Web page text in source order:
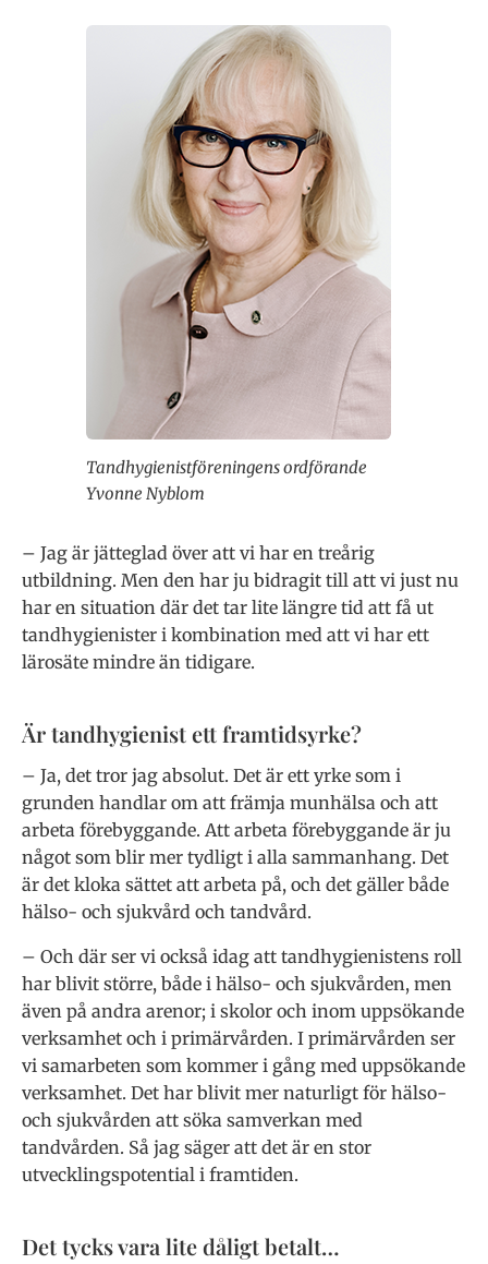
Tandhygienistföreningens ordförande
Yvonne Nyblom
– Jag är jätteglad över att vi har en treårig
utbildning. Men den har ju bidragit till att vi just nu
har en situation där det tar lite längre tid att få ut
tandhygienister i kombination med att vi har ett
lärosäte mindre än tidigare.
Är tandhygienist ett framtidsyrke?
– Ja, det tror jag absolut. Det är ett yrke som i
grunden handlar om att främja munhälsa och att
arbeta förebyggande. Att arbeta förebyggande är ju
något som blir mer tydligt i alla sammanhang. Det
är det kloka sättet att arbeta på, och det gäller både
hälso- och sjukvård och tandvård.
– Och där ser vi också idag att tandhygienistens roll
har blivit större, både i hälso- och sjukvården, men
även på andra arenor; i skolor och inom uppsökande
verksamhet och i primärvården. I primärvården ser
vi samarbeten som kommer i gång med uppsökande
verksamhet. Det har blivit mer naturligt för hälso-
och sjukvården att söka samverkan med
tandvården. Så jag säger att det är en stor
utvecklingspotential i framtiden.
Det tycks vara lite dåligt betalt…